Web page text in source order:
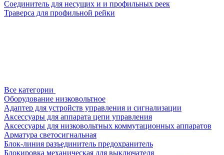
Соединитель для несущих и и профильных реек
Траверса для профильной рейки
Все категории
Оборудование низковольтное
Адаптер для устройств управления и сигнализации
Аксессуары для аппарата цепи управления
Аксессуары для низковольтных коммутационных аппаратов
Арматура светосигнальная
Блок-линия разъединитель предохранитель
Блокировка механическая для выключателя